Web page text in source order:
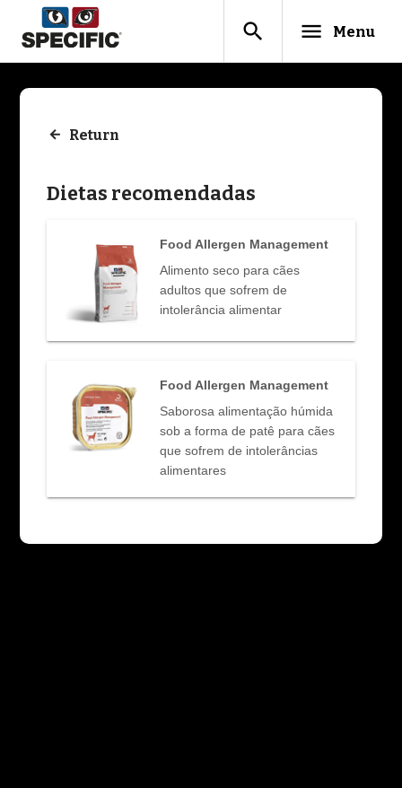
search menu Menu
Return
Dietas recomendadas
Food Allergen Management
Alimento seco para cães
adultos que sofrem de
intolerância alimentar
Food Allergen Management
Saborosa alimentação húmida
sob a forma de patê para cães
que sofrem de intolerâncias
alimentares